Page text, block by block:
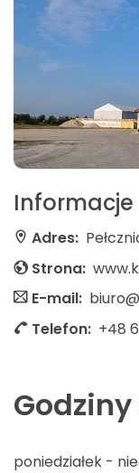
Informacje
Adres:
Strona:
E-mail:
Telefon: +48
poniedziałek -